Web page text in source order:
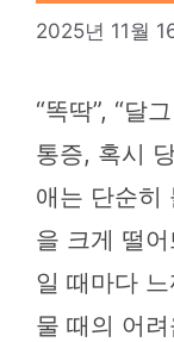
2025년 11월
“똑딱”, “달
통증, 혹시
애는 단순히
을 크게 떨
일 때마다
물 때의 어